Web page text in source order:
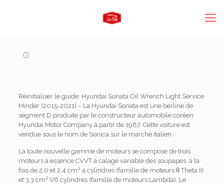
Réinitialiser le guide: Hyundai Sonata Oil Wrench Light Service
Minder (2015-2021) – La Hyundai Sonata est une berline de
segment D produite par le constructeur automobile coréen
Hyundai Motor Company à partir de 1987. Cette voiture est
vendue sous le nom de Sonica sur le marché italien.
La toute nouvelle gamme de moteurs se compose de trois
moteurs à essence CVVT à calage variable des soupapes, à la
fois de 2,0 et 2,4 cm³ 4 cylindres (famille de moteurs θ Theta II)
et 3,3 cm³ V6 cylindres (famille de moteurs Lambda). Le